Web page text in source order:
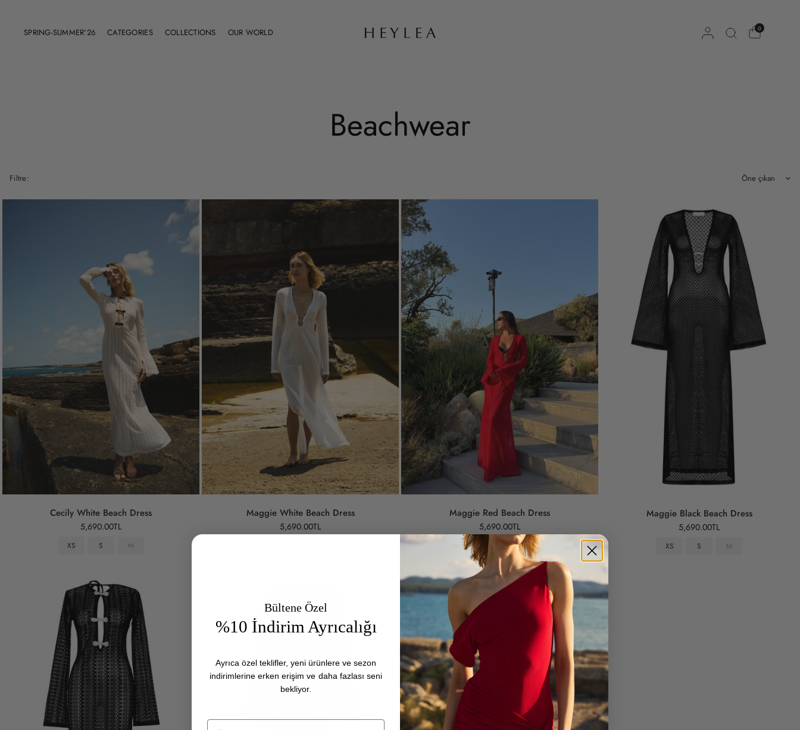
SPRING-SUMMER'26 CATEGORIES COLLECTIONS OUR WORLD 0
Beachwear
Filtre: Sıralama ölçütü:
Cecily White Beach Dress
5,690.00TL
XS S M
Maggie White Beach Dress
5,690.00TL
Maggie Red Beach Dress
5,690.00TL
XS M
Maggie Black Beach Dress
5,690.00TL
XS S M
Bültene Özel
%10 İndirim Ayrıcalığı
Ayrıca özel teklifler, yeni ürünlere ve sezon
indirimlerine erken erişim ve daha fazlası seni
bekliyor.
E-posta